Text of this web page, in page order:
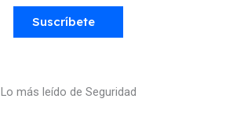
Suscríbete
Lo más leído de Seguridad